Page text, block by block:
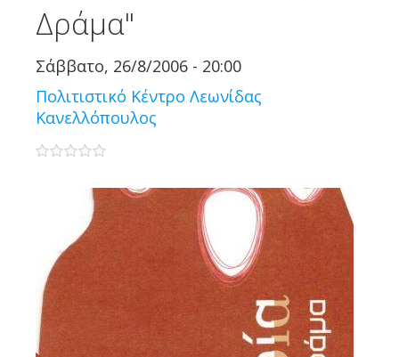
Δράμα"
Σάββατο, 26/8/2006 - 20:00
Πολιτιστικό Κέντρο Λεωνίδας
Κανελλόπουλος
0 stars